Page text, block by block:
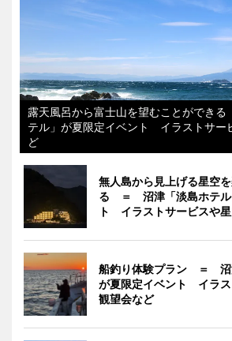
露天風呂から富士山を望むことができ
テル」が夏限定イベント イラストサー
ど
無人島から見上げる星空
る ＝ 沼津「淡島ホテル
ト イラストサービスや
船釣り体験プラン ＝ 沼
が夏限定イベント イラ
観望会など